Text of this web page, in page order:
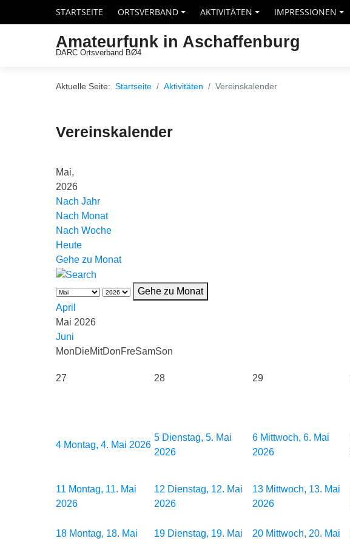
STARTSEITE
+
ORTSVERBAND
+
AKTIVITÄTEN
+
IMPRESSIONEN
Amateurfunk in Aschaffenburg
DARC Ortsverband BØ4
Aktuelle Seite: Startseite Aktivitäten Vereinskalender
Vereinskalender
Mai,
2026
Nach Jahr
Nach Monat
Nach Woche
Heute
Gehe zu Monat
Gehe zu Monat
April
Mai 2026
Juni
MonDieMitDonFreSamSon
27 28 29
4 Montag, 4. Mai 2026
5 Dienstag, 5. Mai
2026
6 Mittwoch, 6. Mai
2026
11 Montag, 11. Mai
2026
12 Dienstag, 12. Mai
2026
13 Mittwoch, 13. Mai
2026
18 Montag, 18. Mai
19 Dienstag, 19. Mai
20 Mittwoch, 20. Mai